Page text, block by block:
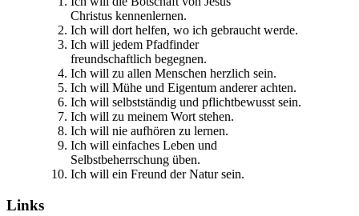
Christus kennenlernen.
Ich will dort helfen, wo ich gebraucht werde.
Ich will jedem Pfadfinder
freundschaftlich begegnen.
Ich will zu allen Menschen herzlich sein.
Ich will Mühe und Eigentum anderer achten.
Ich will selbstständig und pflichtbewusst sein.
Ich will zu meinem Wort stehen.
Ich will nie aufhören zu lernen.
Ich will einfaches Leben und
Selbstbeherrschung üben.
Ich will ein Freund der Natur sein.
Links